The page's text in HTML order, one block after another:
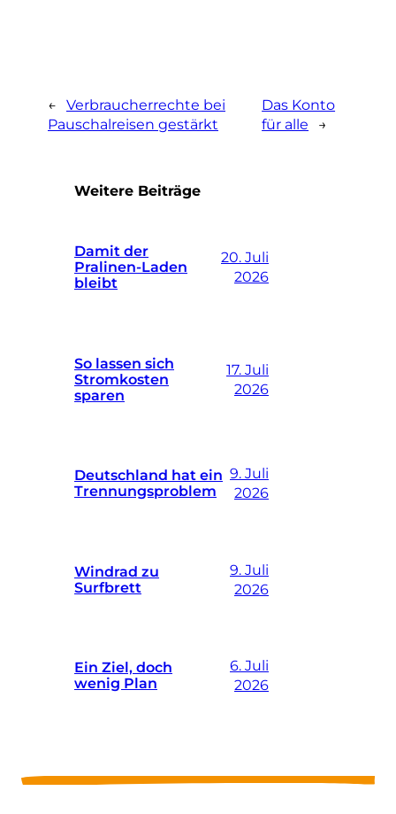
← Verbraucherrechte bei
Pauschalreisen gestärkt
Das Konto
für alle
→
Weitere Beiträge
Damit der
Pralinen-Laden
bleibt
20. Juli
2026
So lassen sich
Stromkosten
sparen
17. Juli
2026
Deutschland hat ein
Trennungsproblem
9. Juli
2026
Windrad zu
Surfbrett
9. Juli
2026
Ein Ziel, doch
wenig Plan
6. Juli
2026